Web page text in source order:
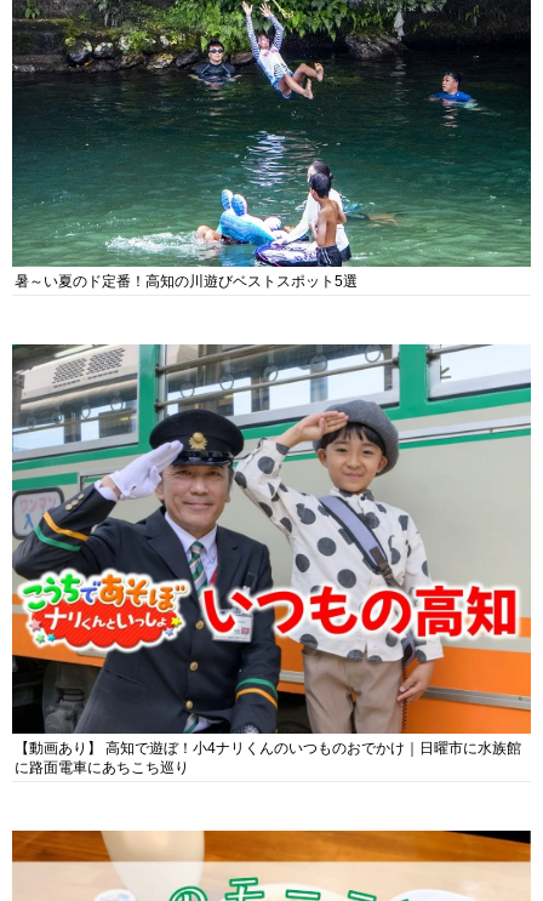
暑～い夏のド定番！高知の川遊びベストスポット5選
【動画あり】 高知で遊ぼ！小4ナリくんのいつものおでかけ｜日曜市に水族館
に路面電車にあちこち巡り